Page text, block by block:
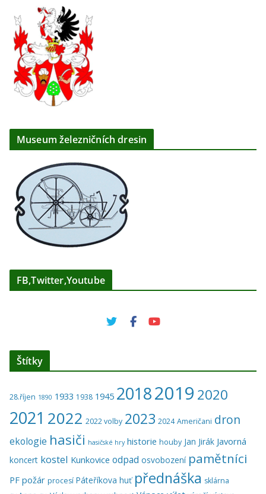
Museum železničních dresin
FB,Twitter,Youtube
Štítky
28.říjen 1890 1933 1938 1945 20182019 2020
2021 2022 2022 volby 2023 2024 Američani dron
ekologie hasiči hasičské hry historie houby Jan Jirák Javorná
koncert kostel Kunkovice odpad osvobození pamětníci
PF požár procesí Páteříkova huť přednáška sklárna